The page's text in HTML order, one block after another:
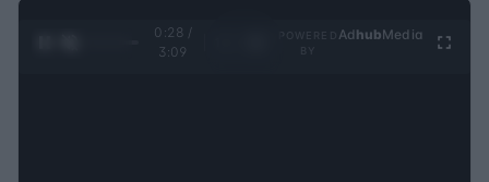
0:29 /
3:09
Ad hubMedia